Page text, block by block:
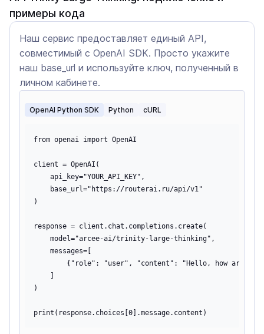
примеры кода
Наш сервис предоставляет единый API,
совместимый с OpenAI SDK. Просто укажите
наш base_url и используйте ключ, полученный в
личном кабинете.
OpenAI Python SDK Python cURL
from openai import OpenAI
client = OpenAI(
    api_key="YOUR_API_KEY",
    base_url="https://routerai.ru/api/v1"
)
response = client.chat.completions.create(
    model="arcee-ai/trinity-large-thinking",
    messages=[
{"role": "user", "content": "Hello, how are
)